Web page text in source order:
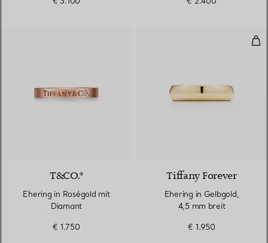
T&CO.®
Ehering in Roségold mit
Diamant
€ 1.750
Tiffany Forever
Ehering in Gelbgold,
4,5 mm breit
€ 1.950